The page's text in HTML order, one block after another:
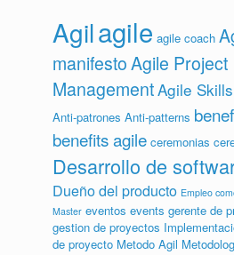
Agilagile agile coach
manifestoAgile Project
ManagementAgile Skills
Anti-patrones Anti-patterns
benefits agile ceremonias
Desarrollo de
Dueño del producto Empleo
Master eventos events gerente de
gestion de proyectos
de proyecto Metodo Agil